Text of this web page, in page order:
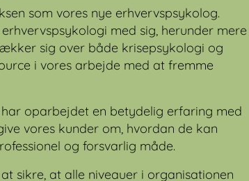
som vores nye erhvervspsykolog.
med sig, herunder mere
sig over både krisepsykologi og
i vores arbejde med at fremme
oparbejdet en betydelig erfaring med
vores kunder om, hvordan de kan
og forsvarlig måde.
sikre, at alle niveauer i organisationen